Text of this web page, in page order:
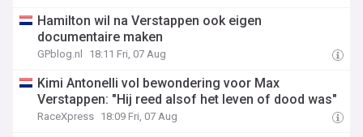
Hamilton wil na Verstappen ook eigen
documentaire maken
GPblog.nl 18:11 Fri, 07 Aug
Kimi Antonelli vol bewondering voor Max
Verstappen: "Hij reed alsof het leven of dood was"
RaceXpress 18:09 Fri, 07 Aug